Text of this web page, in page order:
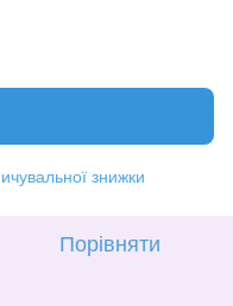
знижки
Порівняти